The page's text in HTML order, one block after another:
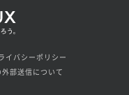
イバシーポリシー
部送信について